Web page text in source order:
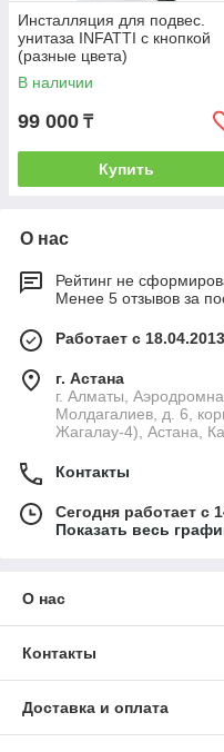
Инсталляция для подвес.
унитаза INFATTI с кнопкой
(разные цвета)
В наличии
99 000 ₸
Купить
О нас
Рейтинг не
Менее 5 отзывов за
Работает с 18.04.2013
г. Астана
г. Алматы,
Молдагалиев, д. 6,
Жагалау-4), Астана,
Контакты
Сегодня работает с
Показать весь
О нас
Контакты
Доставка и оплата